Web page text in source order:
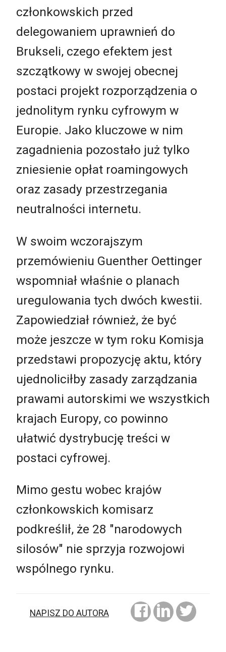
członkowskich przed
delegowaniem uprawnień do
Brukseli, czego efektem jest
szczątkowy w swojej obecnej
postaci projekt rozporządzenia o
jednolitym rynku cyfrowym w
Europie. Jako kluczowe w nim
zagadnienia pozostało już tylko
zniesienie opłat roamingowych
oraz zasady przestrzegania
neutralności internetu.
W swoim wczorajszym
przemówieniu Guenther Oettinger
wspomniał właśnie o planach
uregulowania tych dwóch kwestii.
Zapowiedział również, że być
może jeszcze w tym roku Komisja
przedstawi propozycję aktu, który
ujednoliciłby zasady zarządzania
prawami autorskimi we wszystkich
krajach Europy, co powinno
ułatwić dystrybucję treści w
postaci cyfrowej.
Mimo gestu wobec krajów
członkowskich komisarz
podkreślił, że 28 "narodowych
silosów" nie sprzyja rozwojowi
wspólnego rynku.
NAPISZ DO AUTORA